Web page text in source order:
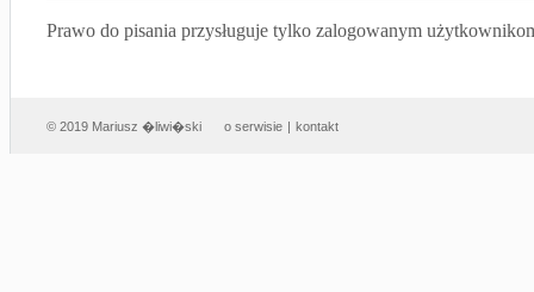
Prawo do pisania przysługuje tylko zalogowanym
© 2019 Mariusz �liwi�ski o serwisie | kontakt